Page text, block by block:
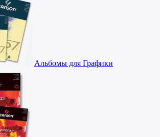
Альбомы для Графики